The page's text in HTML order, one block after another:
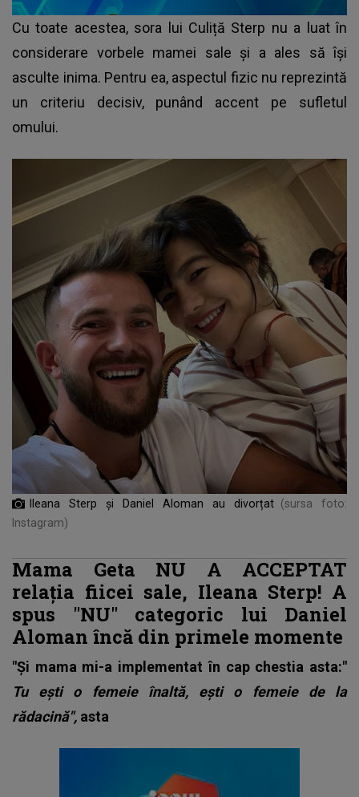
Cu toate acestea, sora lui Culiță Sterp nu a luat în
considerare vorbele mamei sale și a ales să își
asculte inima. Pentru ea, aspectul fizic nu reprezintă
un criteriu decisiv, punând accent pe sufletul
omului.
Ileana Sterp și Daniel Aloman au divorțat (sursa foto:
Instagram)
Mama Geta NU A ACCEPTAT
relația fiicei sale, Ileana Sterp! A
spus "NU" categoric lui Daniel
Aloman încă din primele momente
"Și mama mi-a implementat în cap chestia asta:"
Tu ești o femeie înaltă, ești o femeie de la
rădacină", asta